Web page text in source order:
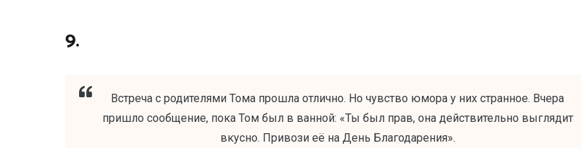
9.
Встреча с родителями Тома прошла отлично. Но чувство юмора у них странное. Вчера
пришло сообщение, пока Том был в ванной: «Ты был прав, она действительно выглядит
вкусно. Привози её на День Благодарения».